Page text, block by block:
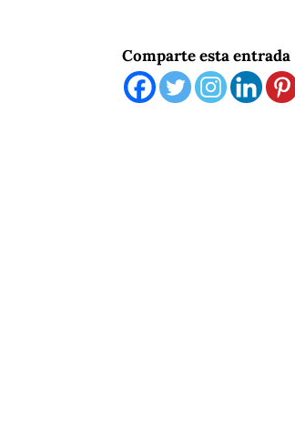
Comparte esta entrada